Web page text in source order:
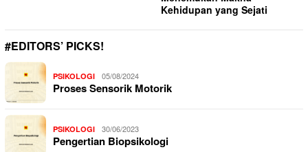
Kehidupan yang Sejati
#EDITORS’ PICKS!
PSIKOLOGI 05/08/2024
Proses Sensorik Motorik
PSIKOLOGI 30/06/2023
Pengertian Biopsikologi